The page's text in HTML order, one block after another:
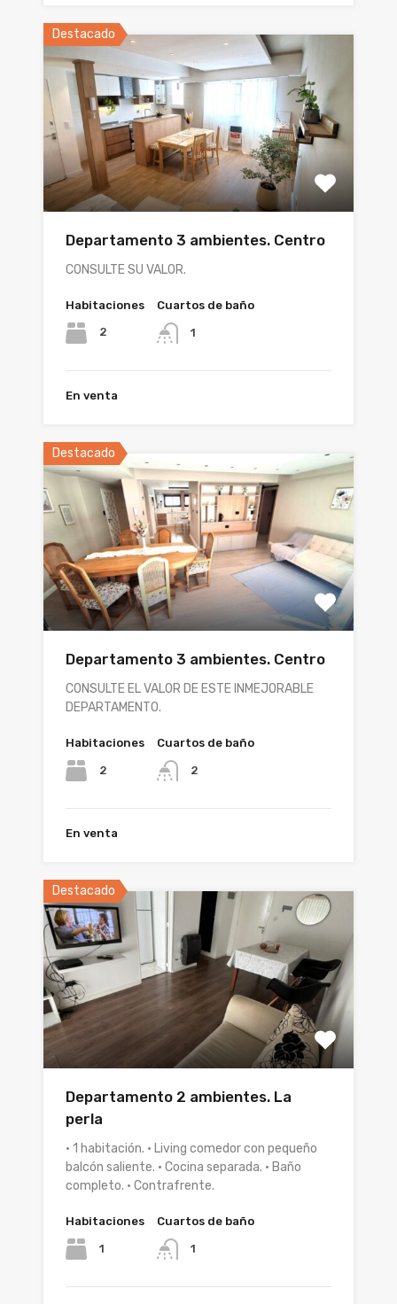
Destacado
Departamento 3 ambientes. Centro
CONSULTE SU VALOR.
Habitaciones
2
Cuartos de baño
1
En venta
Destacado
Departamento 3 ambientes. Centro
CONSULTE EL VALOR DE ESTE INMEJORABLE
DEPARTAMENTO.
Habitaciones
2
Cuartos de baño
2
En venta
Destacado
Departamento 2 ambientes. La
perla
• 1 habitación. • Living comedor con pequeño
balcón saliente. • Cocina separada. • Baño
completo. • Contrafrente.
Habitaciones
1
Cuartos de baño
1